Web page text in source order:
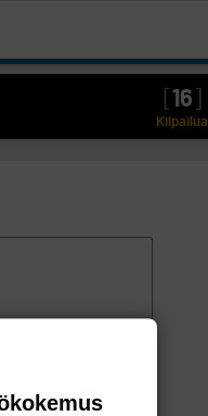
16
Kilpailua